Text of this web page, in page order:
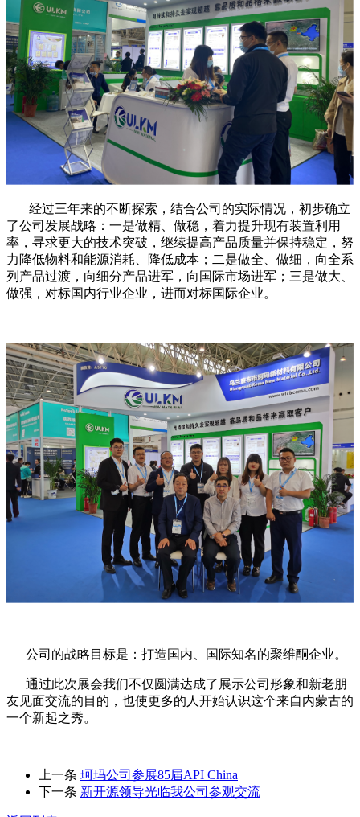
经过三年来的不断探索，结合公司的实际情况，初步确立
了公司发展战略：一是做精、做稳，着力提升现有装置利用
率，寻求更大的技术突破，继续提高产品质量并保持稳定，努
力降低物料和能源消耗、降低成本；二是做全、做细，向全系
列产品过渡，向细分产品进军，向国际市场进军；三是做大、
做强，对标国内行业企业，进而对标国际企业。
公司的战略目标是：打造国内、国际知名的聚维酮企业。
通过此次展会我们不仅圆满达成了展示公司形象和新老朋
友见面交流的目的，也使更多的人开始认识这个来自内蒙古的
一个新起之秀。
上一条 珂玛公司参展85届API China
下一条 新开源领导光临我公司参观交流